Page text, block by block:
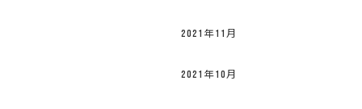
2021年11月
2021年10月